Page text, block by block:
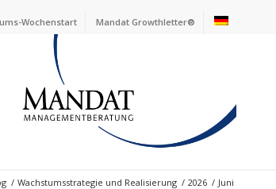
Wochenstart Mandat Growthletter®
/ Wachstumsstrategie und Realisierung / 2026 / Juni